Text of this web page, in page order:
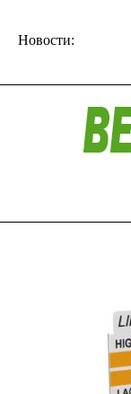
Новости: